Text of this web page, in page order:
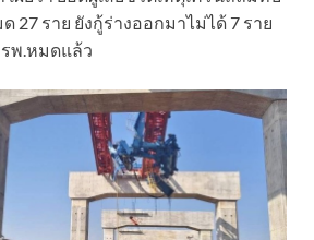
27 ราย ยังกู้ร่างออกมาไม่ได้ 7 ราย
รพ.หมดแล้ว